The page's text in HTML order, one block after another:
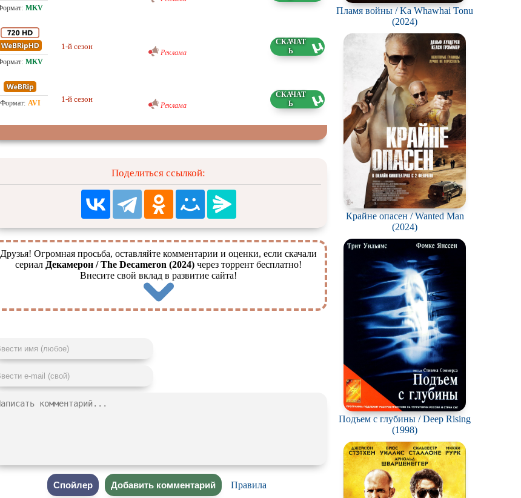
1-й сезон
Реклама
1-й сезон
Реклама
Поделиться ссылкой:
Друзья! Огромная просьба, оставляйте комментарии и оценки, если скачали
сериал Декамерон / The Decameron (2024) через торрент бесплатно!
Внесите свой вклад в развитие сайта!
Правила
Пламя войны / Ka Whawhai Tonu
(2024)
Крайне опасен / Wanted Man
(2024)
Подъем с глубины / Deep Rising
(1998)